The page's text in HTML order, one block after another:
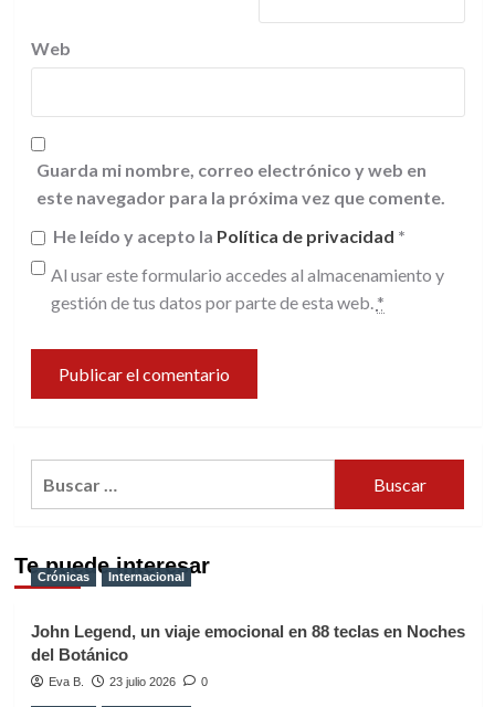
Web
Guarda mi nombre, correo electrónico y web en
este navegador para la próxima vez que comente.
He leído y acepto la Política de privacidad *
Al usar este formulario accedes al almacenamiento y
gestión de tus datos por parte de esta web. *
Te puede interesar
Crónicas Internacional
John Legend, un viaje emocional en 88 teclas en Noches
del Botánico
Eva B. 23 julio 2026 0